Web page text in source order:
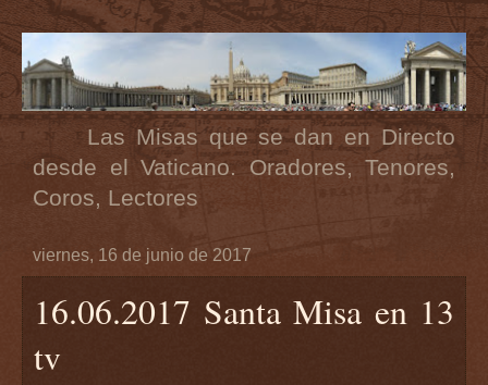
Las Misas que se dan en Directo
desde el Vaticano. Oradores, Tenores,
Coros, Lectores
viernes, 16 de junio de 2017
16.06.2017 Santa Misa en 13
tv